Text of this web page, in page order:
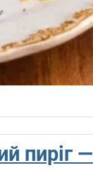
пиріг —